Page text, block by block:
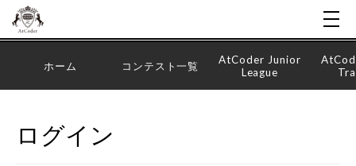
ホーム コンテスト一覧
AtCoder Junior
League
ログイン